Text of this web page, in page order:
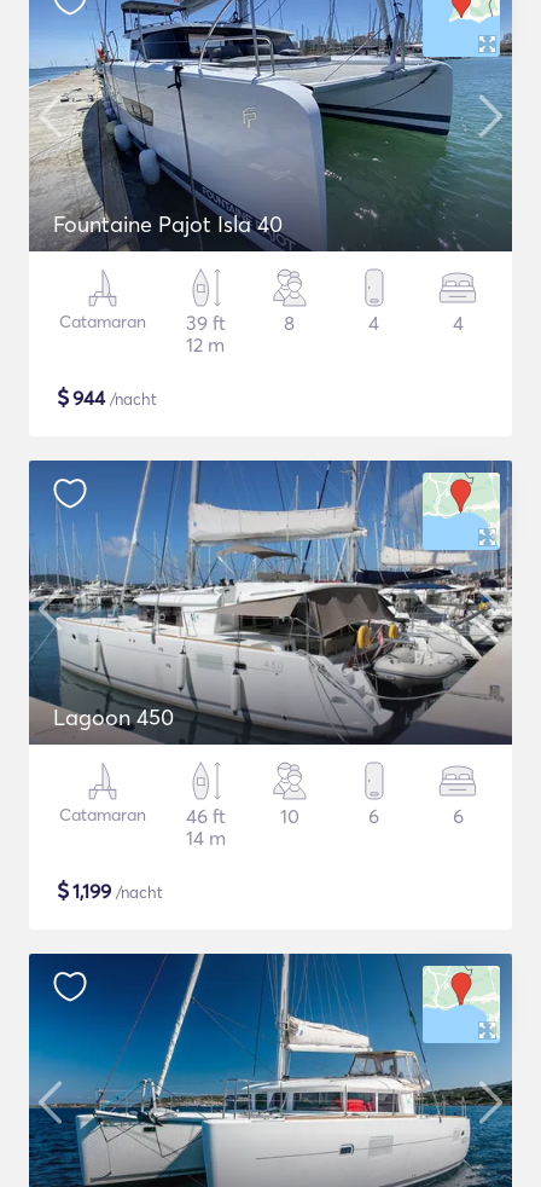
Fountaine Pajot Isla 40
Catamaran
39 ft
12 m
8 4 4
$944/nacht
Lagoon 450
Catamaran
46 ft
14 m
10 6 6
$1,199 /nacht